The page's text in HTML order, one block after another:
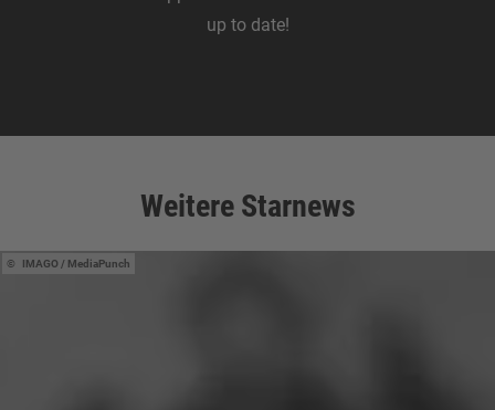
up to date!
Weitere Starnews
IMAGO / MediaPunch